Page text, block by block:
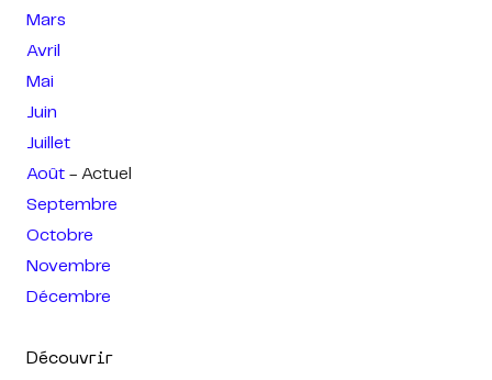
Mars
Avril
Mai
Juin
Juillet
Août - Actuel
Septembre
Octobre
Novembre
Décembre
Découvrir